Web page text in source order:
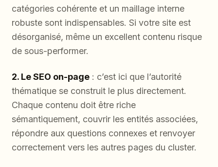
catégories cohérente et un maillage interne
robuste sont indispensables. Si votre site est
désorganisé, même un excellent contenu risque
de sous-performer.
2. Le SEO on-page : c’est ici que l’autorité
thématique se construit le plus directement.
Chaque contenu doit être riche
sémantiquement, couvrir les entités associées,
répondre aux questions connexes et renvoyer
correctement vers les autres pages du cluster.